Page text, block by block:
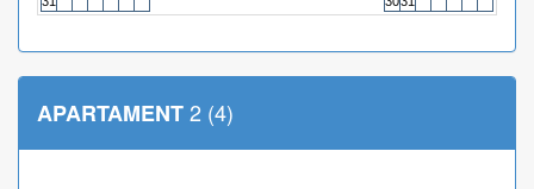
APARTAMENT2 (4)